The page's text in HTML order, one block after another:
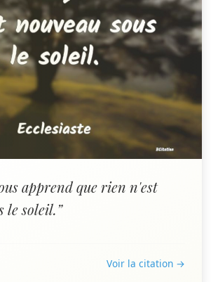
apprend que rien n'est
le soleil.”
Voir la citation →